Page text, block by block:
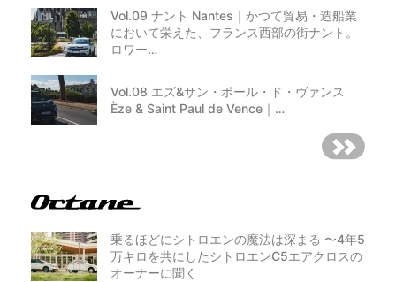
Vol.09 ナント Nantes｜かつて貿易・造船業
において栄えた、フランス西部の街ナント。
ロワー…
Vol.08 エズ&サン・ポール・ド・ヴァンス
Èze & Saint Paul de Vence｜…
乗るほどにシトロエンの魔法は深まる 〜4年5
万キロを共にしたシトロエンC5エアクロスの
オーナーに聞く